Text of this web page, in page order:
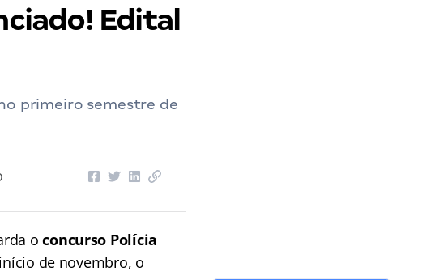
Edital
primeiro semestre de
oconcurso Polícia
de novembro, o